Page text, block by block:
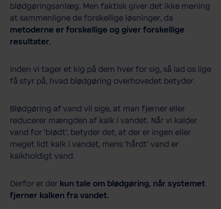
blødgøringsanlæg. Men faktisk giver det ikke mening
at sammenligne de forskellige løsninger, da
metoderne er forskellige og giver forskellige
resultater.
Inden vi tager et kig på dem hver for sig, så lad os lige
få styr på, hvad blødgøring overhovedet betyder.
Blødgøring af vand vil sige, at man fjerner eller
reducerer mængden af kalk i vandet. Når vi kalder
vand for ‘blødt’, betyder det, at der er ingen eller
meget lidt kalk i vandet, mens ‘hårdt’ vand er
kalkholdigt vand.
Derfor er der kun tale om blødgøring, når systemet
fjerner kalken fra vandet.